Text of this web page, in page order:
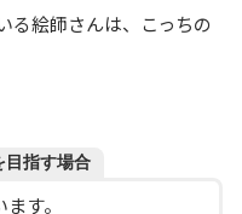
る絵師さんは、こっちの
目指す場合
す。